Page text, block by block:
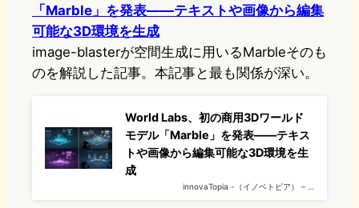
「Marble」を発表——テキストや画像から編集
可能な3D環境を生成
image-blasterが空間生成に用いるMarbleそのも
のを解説した記事。本記事と最も関係が深い。
World Labs、初の商用3Dワールド
モデル「Marble」を発表——テキス
トや画像から編集可能な3D環境を生
成
innovaTopia -（イノベトピア） – …